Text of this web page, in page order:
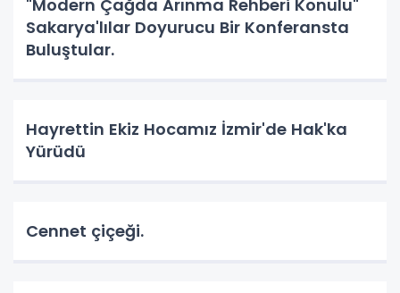
"Modern Çağda Arınma Rehberi Konulu"
Sakarya'lılar Doyurucu Bir Konferansta
Buluştular.
Hayrettin Ekiz Hocamız İzmir'de Hak'ka
Yürüdü
Cennet çiçeği.